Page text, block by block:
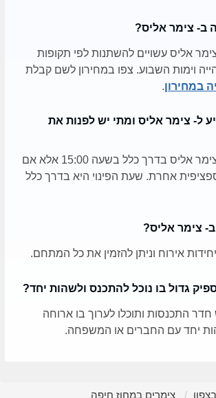
ב- צימר אליס?
אליס עשויים להשתנות לפי תקופות
וימות השבוע. צפו במחירון לשם קבלת
במחירון.
ל- צימר אליס ומתי יש לפנות את
אפשר להגיע ל- צימר אליס בדרך כלל בשעה 15:00 אלא אם
אחרת. שעת הפינוי היא בדרך כלל
צימר אליס?
גדול בו נוכל להתכנס ולשהות יחד?
התכנסות ותוכלו לערוך בו ארוחה
יחד עם החברים או המשפחה.
צימרים במחוז חיפה